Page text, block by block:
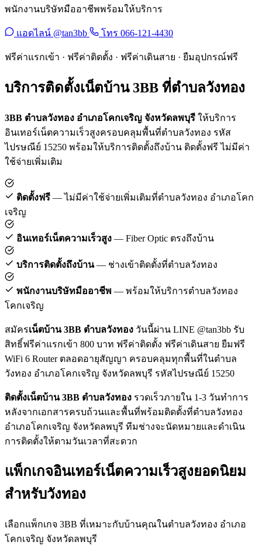
พนักงานบริษัทมืออาชีพพร้อมให้บริการ
แอดไลน์ @tan3bb โทร 066-121-4430
ฟรีค่าแรกเข้า · ฟรีค่าติดตั้ง · ฟรีค่าเดินสาย · ยืมอุปกรณ์ฟรี
บริการติดตั้งเน็ตบ้าน 3BB ที่ตำบลวังทอง
3BB ตำบลวังทอง อำเภอโคกเจริญ จังหวัดลพบุรี ให้บริการ
อินเทอร์เน็ตความเร็วสูงครอบคลุมพื้นที่ตำบลวังทอง รหัส
ไปรษณีย์ 15250 พร้อมให้บริการติดตั้งถึงบ้าน ติดตั้งฟรี ไม่มีค่า
ใช้จ่ายเพิ่มเติม
ติดตั้งฟรี — ไม่มีค่าใช้จ่ายเพิ่มเติมที่ตำบลวังทอง อำเภอโคก
เจริญ
อินเทอร์เน็ตความเร็วสูง — Fiber Optic ตรงถึงบ้าน
บริการติดตั้งถึงบ้าน— ช่างเข้าติดตั้งที่ตำบลวังทอง
พนักงานบริษัทมืออาชีพ — พร้อมให้บริการตำบลวังทอง
โคกเจริญ
สมัครเน็ตบ้าน 3BB ตำบลวังทอง วันนี้ผ่าน LINE @tan3bb รับ
สิทธิ์ฟรีค่าแรกเข้า 800 บาท ฟรีค่าติดตั้ง ฟรีค่าเดินสาย ยืมฟรี
WiFi 6 Router ตลอดอายุสัญญา ครอบคลุมทุกพื้นที่ในตำบล
วังทอง อำเภอโคกเจริญ จังหวัดลพบุรี รหัสไปรษณีย์ 15250
ติดตั้งเน็ตบ้าน 3BB ตำบลวังทอง รวดเร็วภายใน 1-3 วันทำการ
หลังจากเอกสารครบถ้วนและพื้นที่พร้อมติดตั้งที่ตำบลวังทอง
อำเภอโคกเจริญ จังหวัดลพบุรี ทีมช่างจะนัดหมายและดำเนิน
การติดตั้งให้ตามวันเวลาที่สะดวก
แพ็กเกจอินเทอร์เน็ตความเร็วสูงยอดนิยม
สำหรับวังทอง
เลือกแพ็กเกจ 3BB ที่เหมาะกับบ้านคุณในตำบลวังทอง อำเภอ
โคกเจริญ จังหวัดลพบุรี